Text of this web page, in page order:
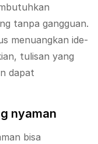
tanpa gangguan.
menuangkan ide-
tulisan yang
dapat
nyaman
bisa